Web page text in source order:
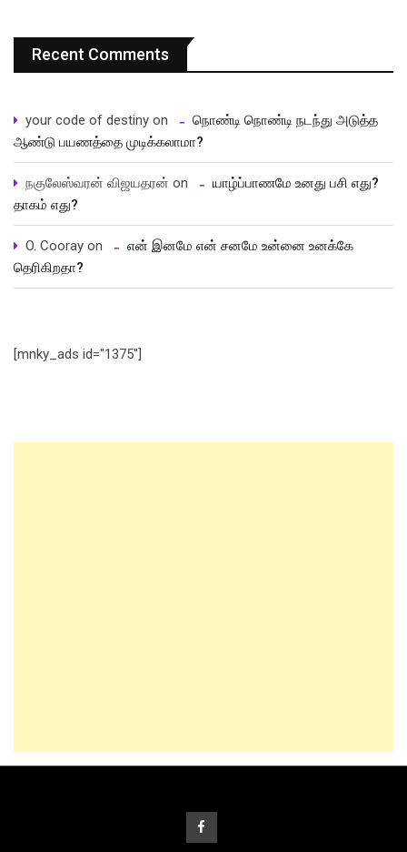
Recent Comments
your code of destiny on
நொண்டி நொண்டி நடந்து அடுத்த
ஆண்டு பயணத்தை முடிக்கலாமா?
நகுலேஸ்வரன் விஜயதரன் on
யாழ்ப்பாணமே உனது பசி எது?
தாகம் எது?
O. Cooray on
என் இனமே என் சனமே உன்னை உனக்கே
தெரிகிறதா?
[mnky_ads id="1375"]